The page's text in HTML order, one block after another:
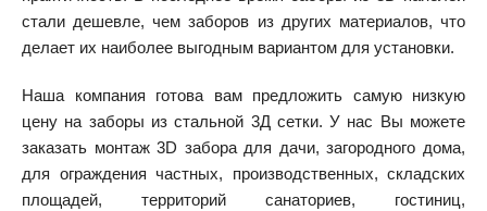
стали дешевле, чем заборов из других материалов, что
делает их наиболее выгодным вариантом для установки.
Наша компания готова вам предложить самую низкую
цену на заборы из стальной 3Д сетки. У нас Вы можете
заказать монтаж 3D забора для дачи, загородного дома,
для ограждения частных, производственных, складских
площадей, территорий санаториев, гостиниц,